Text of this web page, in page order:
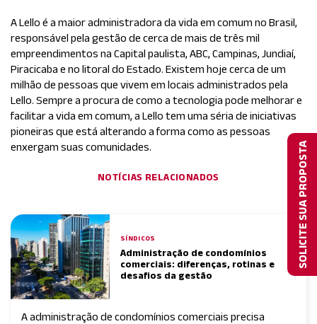
A Lello é a maior administradora da vida em comum no Brasil,
responsável pela gestão de cerca de mais de três mil
empreendimentos na Capital paulista, ABC, Campinas, Jundiaí,
Piracicaba e no litoral do Estado. Existem hoje cerca de um
milhão de pessoas que vivem em locais administrados pela
Lello. Sempre a procura de como a tecnologia pode melhorar e
facilitar a vida em comum, a Lello tem uma séria de iniciativas
pioneiras que está alterando a forma como as pessoas
enxergam suas comunidades.
NOTÍCIAS RELACIONADOS
SÍNDICOS
Administração de condomínios
comerciais: diferenças, rotinas e
desafios da gestão
A administração de condomínios comerciais precisa
SOLICITE SUA PROPOSTA